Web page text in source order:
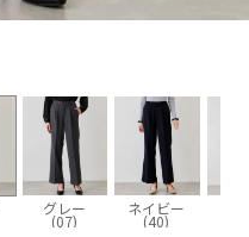
グレー
(07)
ネイビー
(40)